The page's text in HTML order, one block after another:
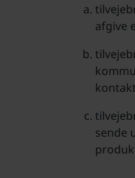
afgive
sende